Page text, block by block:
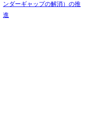
ンダーギャップの解消）の推
進